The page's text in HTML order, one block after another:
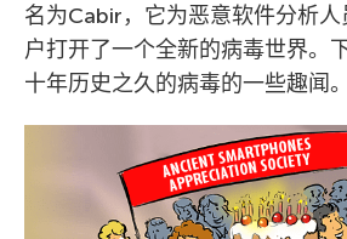
名为Cabir，它为恶意软件分析人
户打开了一个全新的病毒世界。
十年历史之久的病毒的一些趣闻。